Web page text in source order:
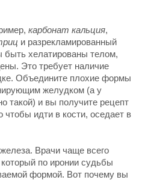
карбонат кальция,
и разрекламированный
быть хелатированы телом,
Это требует наличие
Объедините плохие формы
желудком (а у
такой) и вы получите рецепт
чтобы идти в кости, оседает в
Врачи чаще всего
который по иронии судьбы
формой. Вот почему вы